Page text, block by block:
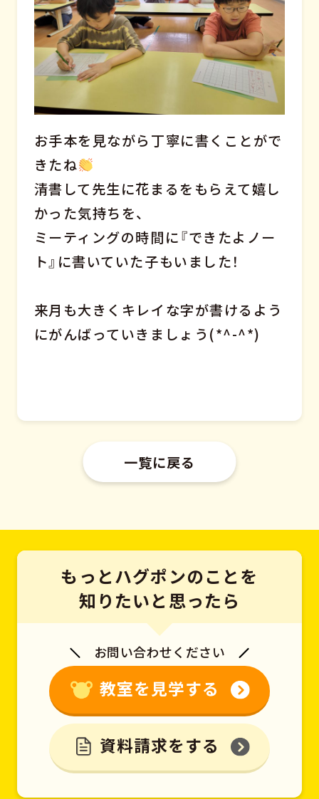
お手本を見ながら丁寧に書くことがで
きたね
清書して先生に花まるをもらえて嬉し
かった気持ちを、
ミーティングの時間に『できたよノー
ト』に書いていた子もいました！
来月も大きくキレイな字が書けるよう
にがんばっていきましょう(*^-^*)
一覧に戻る
もっとハグポンのことを
知りたいと思ったら
お問い合わせください
教室を見学する
資料請求をする